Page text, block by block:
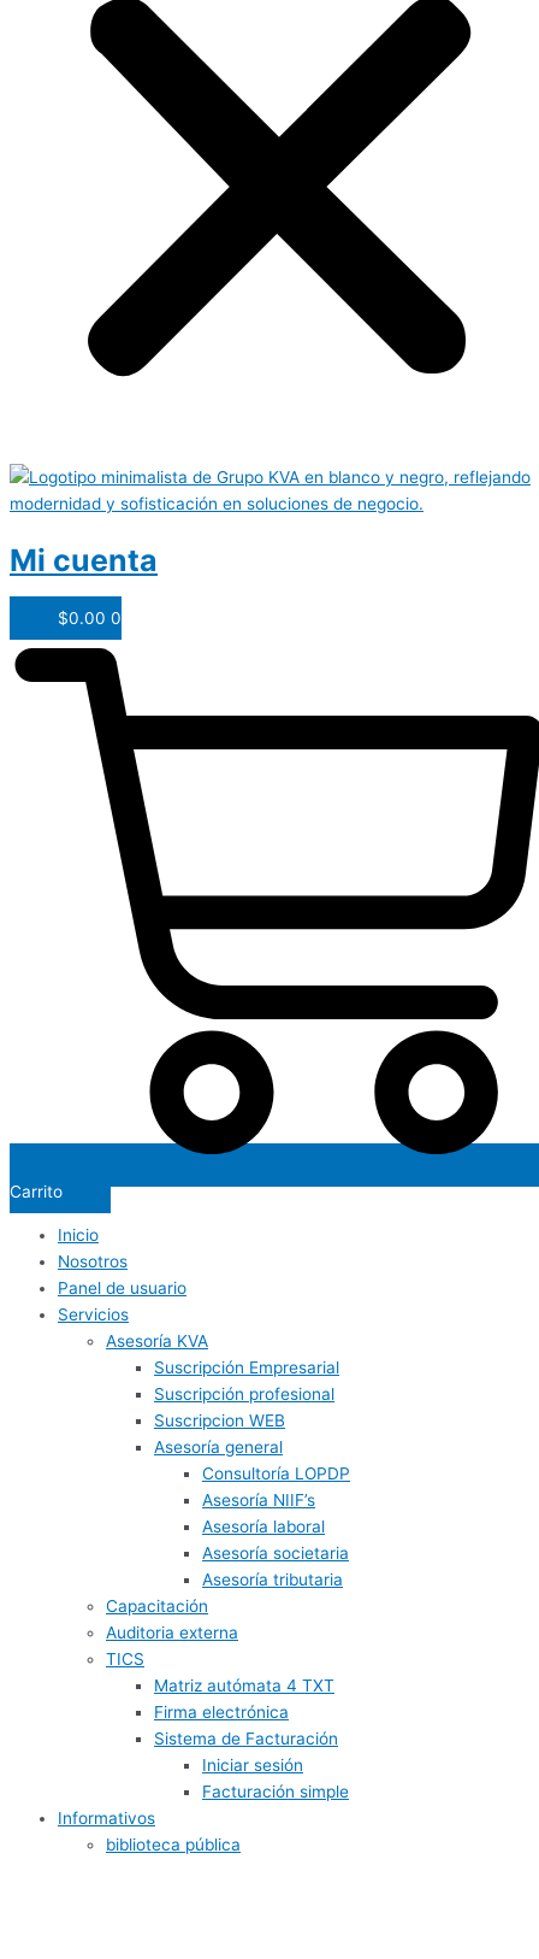
Mi cuenta
$0.00 0
Carrito
Inicio
Nosotros
Panel de usuario
Servicios
Asesoría KVA
Suscripción Empresarial
Suscripción profesional
Suscripcion WEB
Asesoría general
Consultoría LOPDP
Asesoría NIIF’s
Asesoría laboral
Asesoría societaria
Asesoría tributaria
Capacitación
Auditoria externa
TICS
Matriz autómata 4 TXT
Firma electrónica
Sistema de Facturación
Iniciar sesión
Facturación simple
Informativos
biblioteca pública